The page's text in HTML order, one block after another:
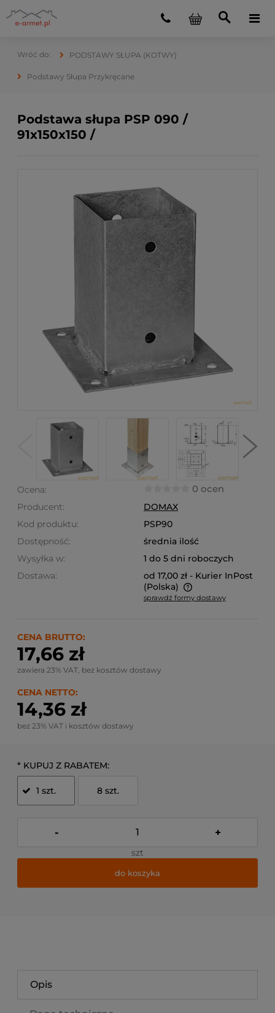
PODSTAWY SŁUPA (KOTWY)
Podstawy Słupa Przykręcane
Podstawa słupa PSP 090 /
91x150x150 /
Ocena: 0 ocen
Producent:
DOMAX
Kod produktu:
PSP90
Dostępność:
średnia ilość
Wysyłka w:
1 do 5 dni roboczych
Dostawa:
od 17,00 zł - Kurier InPost
(Polska)
Cena nie zawiera ewentualnych kosztów płatności
sprawdź formy dostawy
CENA BRUTTO:
17,66 zł
zawiera 23% VAT, bez kosztów dostawy
CENA NETTO:
14,36 zł
bez 23% VAT i kosztów dostawy
* KUPUJ Z RABATEM:
1 szt. 8 szt.
- +
szt
do koszyka
Opis